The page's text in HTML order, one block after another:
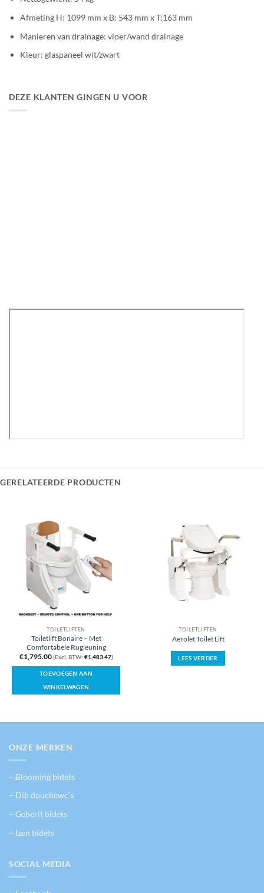
Afmeting H: 1099 mm x B: 543 mm x T:163 mm
Manieren van drainage: vloer/wand drainage
Kleur: glaspaneel wit/zwart
DEZE KLANTEN GINGEN U VOOR
GERELATEERDE PRODUCTEN
TOILETLIFTEN
Toiletlift Bonaire – Met
Comfortabele Rugleuning
€1,795.00 (Excl. BTW: €1,483.47)
TOEVOEGEN AAN
WINKELWAGEN
TOILETLIFTEN
Aerolet Toilet Lift
LEES VERDER
ONZE MERKEN
– Blooming bidets
– Dib douchewc’s
– Geberit bidets
– Izen bidets
SOCIAL MEDIA